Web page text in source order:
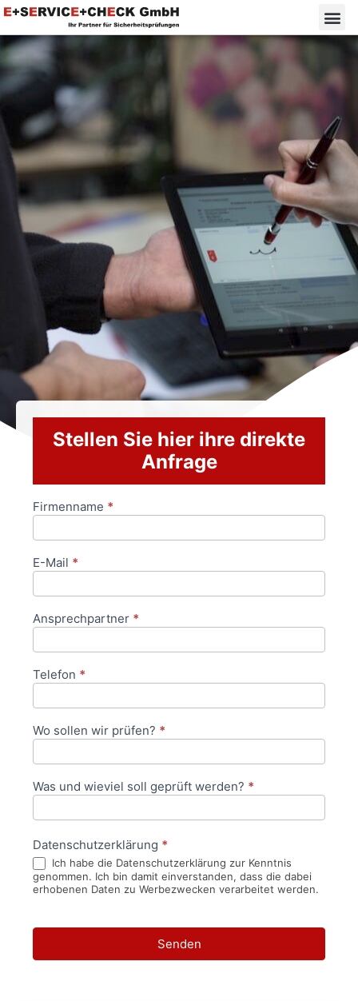
Stellen Sie hier ihre direkte
Anfrage
Anfrageformular
Firmenname *
E-Mail *
Ansprechpartner *
Telefon *
Wo sollen wir prüfen? *
Was und wieviel soll geprüft werden? *
Datenschutzerklärung *
Ich habe die Datenschutzerklärung zur Kenntnis
genommen. Ich bin damit einverstanden, dass die dabei
erhobenen Daten zu Werbezwecken verarbeitet werden.
Senden